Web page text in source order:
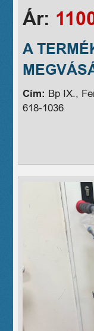
Ár:
A
Cím: Bp IX.,
618-1036